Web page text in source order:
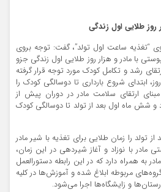
روز طلایی اول زندگی
“تغذیه ساعت اول تولد”، گفت: توجه بروی
با مادر و هزار روز طلایی اول زندگی جزو
رشد و تکامل کودک مورد توجه قرار گرفته
ابتدای شروع بارداری تا دوسالگی کودک را
ارتقای سلامت مادر در دوران پیش از
و شش ماه اول بعد از تولد تا دوسالگی کودک
تولد را زمان طلایی برای تغذیه با شیر مادر
مادر با نوزاد و آغاز شیردهی در این زمان،
به همراه دارد که در این رابطه دستورالعمل
مربوطه ابلاغ شده و آموزش‌ها در کلیه
و زایشگاه‌ها اجرا می‌شود.